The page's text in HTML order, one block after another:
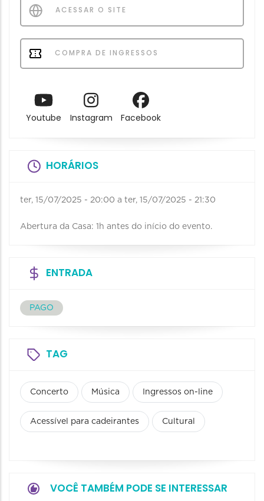
ACESSAR O SITE
COMPRA DE INGRESSOS
Youtube Instagram Facebook
HORÁRIOS
ter, 15/07/2025 - 20:00 a ter, 15/07/2025 - 21:30
Abertura da Casa: 1h antes do início do evento.
ENTRADA
PAGO
TAG
Concerto Música Ingressos on-line
Acessível para cadeirantes Cultural
VOCÊ TAMBÉM PODE SE INTERESSAR